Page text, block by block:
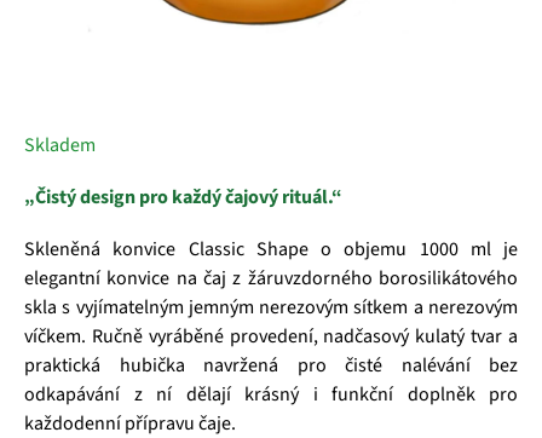
Skladem
„Čistý design pro každý čajový rituál.“
Skleněná konvice Classic Shape o objemu 1000 ml je
elegantní konvice na čaj z žáruvzdorného borosilikátového
skla s vyjímatelným jemným nerezovým sítkem a nerezovým
víčkem. Ručně vyráběné provedení, nadčasový kulatý tvar a
praktická hubička navržená pro čisté nalévání bez
odkapávání z ní dělají krásný i funkční doplněk pro
každodenní přípravu čaje.